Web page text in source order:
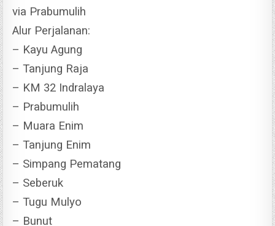
via Prabumulih
Alur Perjalanan:
– Kayu Agung
– Tanjung Raja
– KM 32 Indralaya
– Prabumulih
– Muara Enim
– Tanjung Enim
– Simpang Pematang
– Seberuk
– Tugu Mulyo
– Bunut